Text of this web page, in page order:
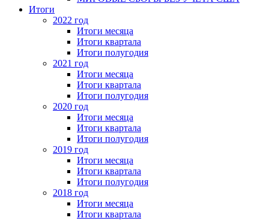
Итоги
2022 год
Итоги месяца
Итоги квартала
Итоги полугодия
2021 год
Итоги месяца
Итоги квартала
Итоги полугодия
2020 год
Итоги месяца
Итоги квартала
Итоги полугодия
2019 год
Итоги месяца
Итоги квартала
Итоги полугодия
2018 год
Итоги месяца
Итоги квартала